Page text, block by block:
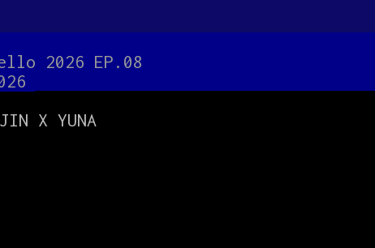
2026 EP.08
X YUNA